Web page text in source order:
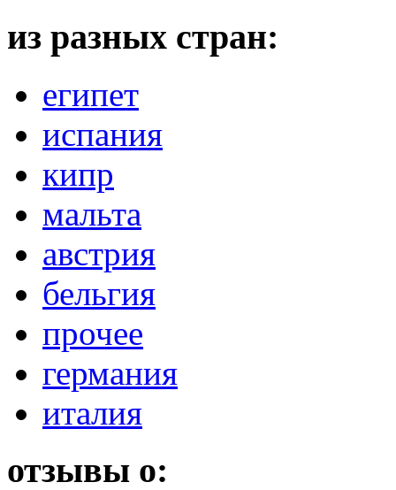
из разных стран:
египет
испания
кипр
мальта
австрия
бельгия
прочее
германия
италия
отзывы о: